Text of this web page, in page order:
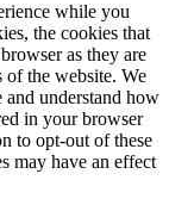
while you
the cookies that
as they are
the website. We
and understand how
in your browser
to opt-out of these
may have an effect